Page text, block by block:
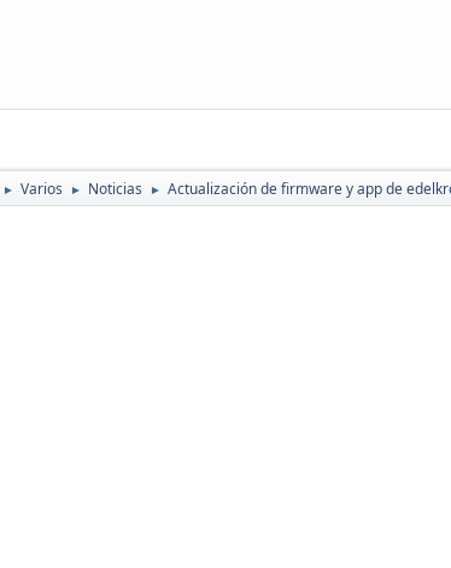
► Varios ► Noticias ► Actualización de firmware y app de